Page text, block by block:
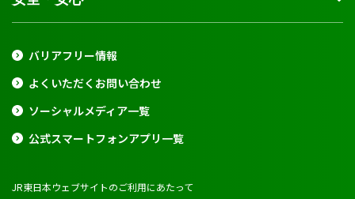
バリアフリー情報
よくいただくお問い合わせ
ソーシャルメディア一覧
公式スマートフォンアプリ一覧
JR東日本ウェブサイトのご利用にあたって